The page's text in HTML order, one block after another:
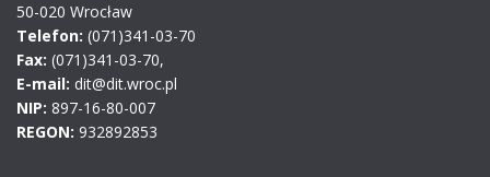
50-020 Wrocław
Telefon: (071)341-03-70
Fax: (071)341-03-70,
E-mail: dit@dit.wroc.pl
NIP: 897-16-80-007
REGON: 932892853